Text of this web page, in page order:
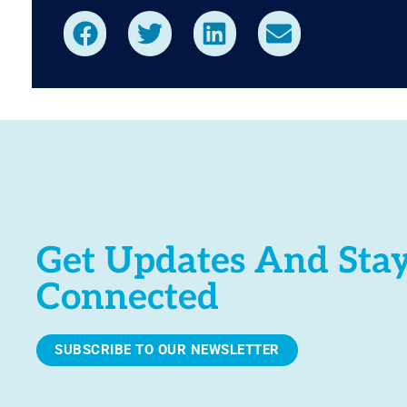
Get Updates And
Connected
SUBSCRIBE TO OUR NEWSLETTER